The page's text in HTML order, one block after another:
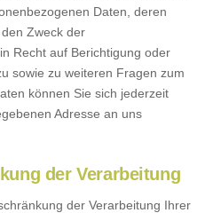
Daten, deren
Zweck der
Recht auf Berichtigung oder
sowie zu weiteren Fragen zum
können Sie sich jederzeit
Adresse an uns
der Verarbeitung
der Verarbeitung Ihrer